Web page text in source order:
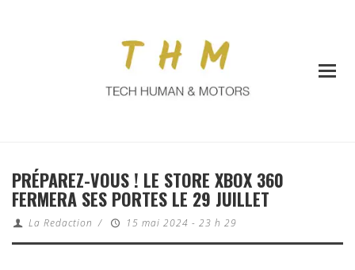
PRÉPAREZ-VOUS ! LE STORE XBOX 360
FERMERA SES PORTES LE 29 JUILLET
La Redaction / 15 mai 2024 - 23 h 29